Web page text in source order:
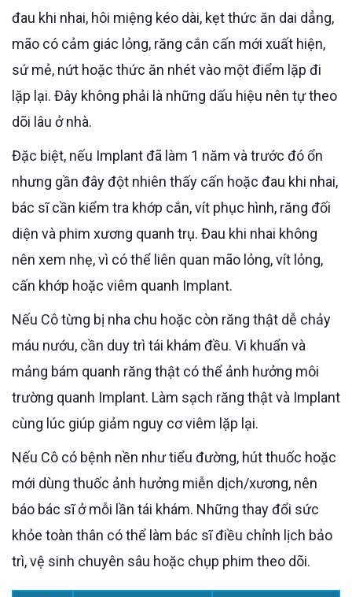
đau khi nhai, hôi miệng kéo dài, kẹt thức ăn dai dẳng,
mão có cảm giác lỏng, răng cắn cấn mới xuất hiện,
sứ mẻ, nứt hoặc thức ăn nhét vào một điểm lặp đi
lặp lại. Đây không phải là những dấu hiệu nên tự theo
dõi lâu ở nhà.
Đặc biệt, nếu Implant đã làm 1 năm và trước đó ổn
nhưng gần đây đột nhiên thấy cấn hoặc đau khi nhai,
bác sĩ cần kiểm tra khớp cắn, vít phục hình, răng đối
diện và phim xương quanh trụ. Đau khi nhai không
nên xem nhẹ, vì có thể liên quan mão lỏng, vít lỏng,
cấn khớp hoặc viêm quanh Implant.
Nếu Cô từng bị nha chu hoặc còn răng thật dễ chảy
máu nướu, cần duy trì tái khám đều. Vi khuẩn và
mảng bám quanh răng thật có thể ảnh hưởng môi
trường quanh Implant. Làm sạch răng thật và Implant
cùng lúc giúp giảm nguy cơ viêm lặp lại.
Nếu Cô có bệnh nền như tiểu đường, hút thuốc hoặc
mới dùng thuốc ảnh hưởng miễn dịch/xương, nên
báo bác sĩ ở mỗi lần tái khám. Những thay đổi sức
khỏe toàn thân có thể làm bác sĩ điều chỉnh lịch bảo
trì, vệ sinh chuyên sâu hoặc chụp phim theo dõi.